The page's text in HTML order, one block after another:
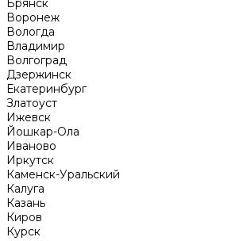
Брянск
Воронеж
Вологда
Владимир
Волгоград
Дзержинск
Екатеринбург
Златоуст
Ижевск
Йошкар-Ола
Иваново
Иркутск
Каменск-Уральский
Калуга
Казань
Киров
Курск